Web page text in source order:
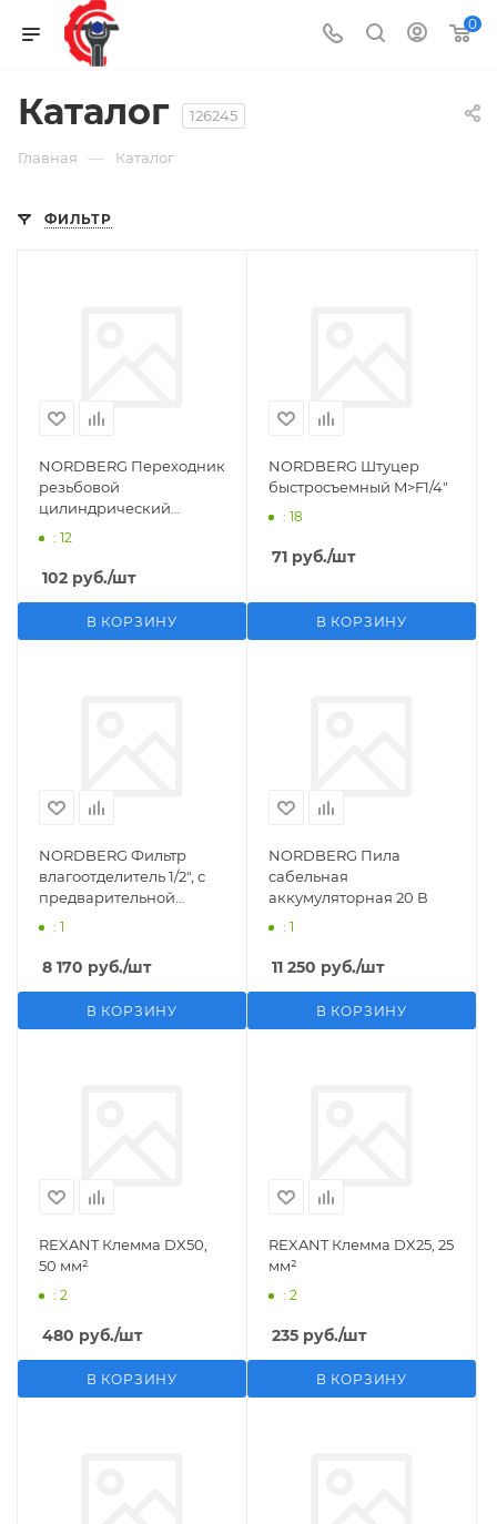
0
Каталог 126245
Главная — Каталог
ФИЛЬТР
NORDBERG Переходник
резьбовой
цилиндрический
M1/2">F1/4"
: 12
102 руб./шт
В КОРЗИНУ
NORDBERG Штуцер
быстросъемный M>F1/4"
: 18
71 руб./шт
В КОРЗИНУ
NORDBERG Фильтр
влагоотделитель 1/2", с
предварительной
фильтрацией
: 1
8 170 руб./шт
В КОРЗИНУ
NORDBERG Пила
сабельная
аккумуляторная 20 В
: 1
11 250 руб./шт
В КОРЗИНУ
REXANT Клемма DX50,
50 мм²
: 2
480 руб./шт
В КОРЗИНУ
REXANT Клемма DX25, 25
мм²
: 2
235 руб./шт
В КОРЗИНУ